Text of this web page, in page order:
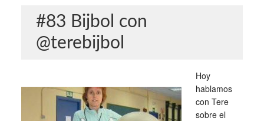
#83 Bijbol con
@terebijbol
Hoy
hablamos
con Tere
sobre el